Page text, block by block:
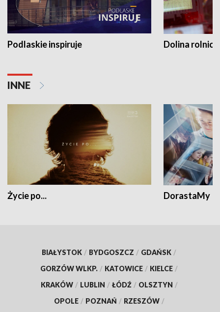
Podlaskie inspiruje Dolina
INNE
Życie po... DorastaMy
BIAŁYSTOK / BYDGOSZCZ / GDAŃSK /
GORZÓW WLKP. / KATOWICE / KIELCE /
KRAKÓW / LUBLIN / ŁÓDŹ / OLSZTYN /
OPOLE / POZNAŃ / RZESZÓW /